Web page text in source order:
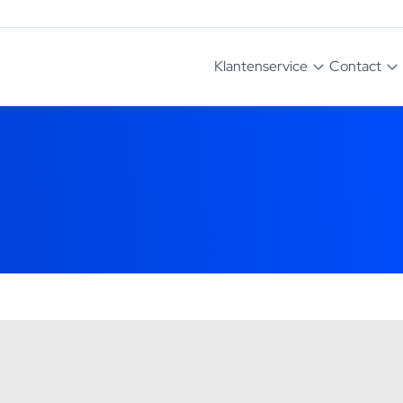
Klantenservice Contact